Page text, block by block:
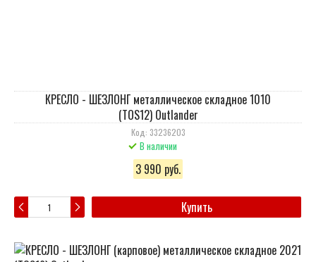
КРЕСЛО - ШЕЗЛОНГ металлическое складное 1010
(TOS12) Outlander
Код: 33236203
В наличии
3 990 руб.
Купить